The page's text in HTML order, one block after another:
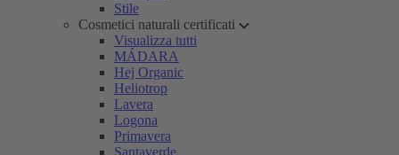
Stile
Cosmetici naturali certificati
Visualizza tutti
MÁDARA
Hej Organic
Heliotrop
Lavera
Logona
Primavera
Santaverde